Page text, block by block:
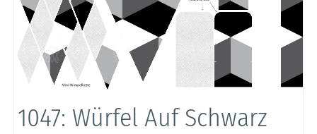
1047: Würfel Auf Schwarz